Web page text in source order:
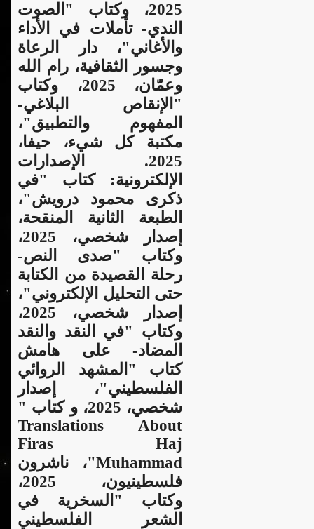
2025، وكتاب "الصوت
الندي- تأملات في الأداء
والأغاني"، دار الرعاة
وجسور الثقافية، رام الله
وعمّان، 2025، وكتاب
"الإنقاص البلاغي-
المفهوم والتطبيق"،
مكتبة كل شيء، حيفا،
2025. الإصدارات
الإلكترونية: كتاب "في
ذكرى محمود درويش"،
الطبعة الثانية المنقحة،
إصدار شخصي، 2025،
وكتاب "صدى النص-
رحلة القصيدة من الكتابة
حتى التحليل الإلكتروني"،
إصدار شخصي، 2025،
وكتاب "في النقد والنقد
المضاد- على هامش
كتاب "المشهد الروائي
الفلسطيني"، إصدار
شخصي، 2025، و كتاب "
Translations About
Firas Haj
Muhammad"، ناشرون
فلسطينيون، 2025،
وكتاب "السخرية في
الشعر الفلسطيني